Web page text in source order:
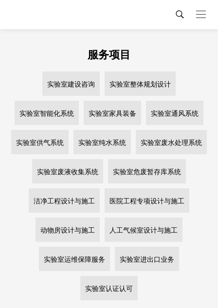
服务项目
实验室建设咨询 实验室整体规划设计
实验室智能化系统 实验室家具装备 实验室通风系统
实验室供气系统 实验室纯水系统 实验室废水处理系统
实验室废液收集系统 实验室危废暂存库系统
洁净工程设计与施工 医院工程专项设计与施工
动物房设计与施工 人工气候室设计与施工
实验室运维保障服务 实验室进出口业务
实验室认证认可